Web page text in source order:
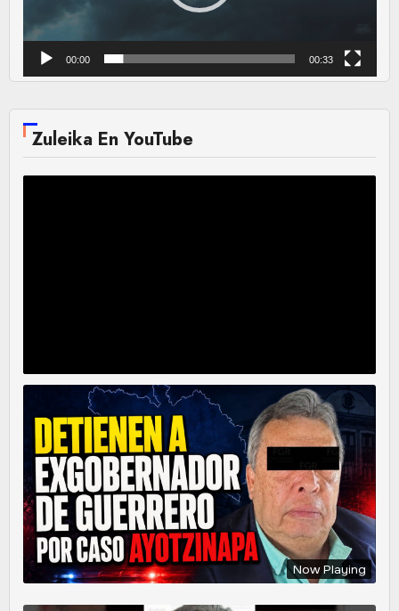
00:00 00:33
Zuleika En YouTube
Now Playing